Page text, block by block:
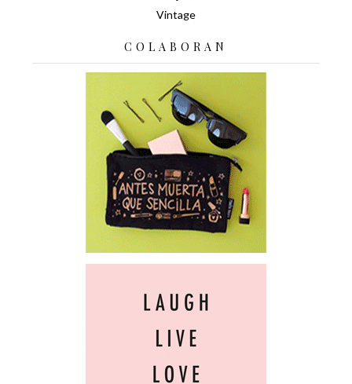
Vintage
COLABORAN